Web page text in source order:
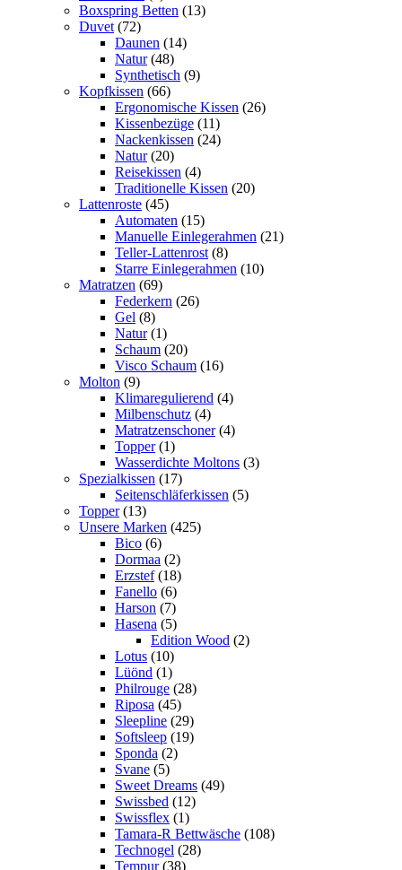
Boxspring Betten (13)
Duvet (72)
Daunen (14)
Natur (48)
Synthetisch (9)
Kopfkissen (66)
Ergonomische Kissen (26)
Kissenbezüge (11)
Nackenkissen (24)
Natur (20)
Reisekissen (4)
Traditionelle Kissen (20)
Lattenroste (45)
Automaten (15)
Manuelle Einlegerahmen (21)
Teller-Lattenrost (8)
Starre Einlegerahmen (10)
Matratzen (69)
Federkern (26)
Gel (8)
Natur (1)
Schaum (20)
Visco Schaum (16)
Molton (9)
Klimaregulierend (4)
Milbenschutz (4)
Matratzenschoner (4)
Topper (1)
Wasserdichte Moltons (3)
Spezialkissen (17)
Seitenschläferkissen (5)
Topper (13)
Unsere Marken (425)
Bico (6)
Dormaa (2)
Erzstef (18)
Fanello (6)
Harson (7)
Hasena (5)
Edition Wood (2)
Lotus (10)
Lüönd (1)
Philrouge (28)
Riposa (45)
Sleepline (29)
Softsleep (19)
Sponda (2)
Svane (5)
Sweet Dreams (49)
Swissbed (12)
Swissflex (1)
Tamara-R Bettwäsche (108)
Technogel (28)
Tempur (38)